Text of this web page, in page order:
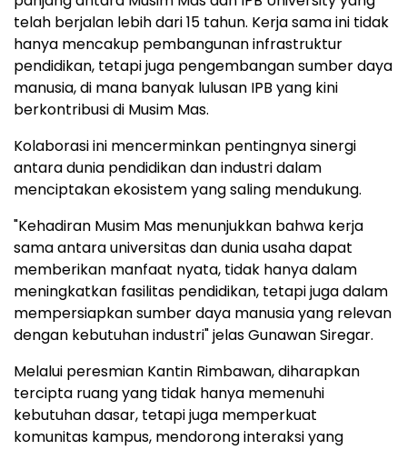
telah berjalan lebih dari 15 tahun. Kerja sama ini tidak
hanya mencakup pembangunan infrastruktur
pendidikan, tetapi juga pengembangan sumber daya
manusia, di mana banyak lulusan IPB yang kini
berkontribusi di Musim Mas.
Kolaborasi ini mencerminkan pentingnya sinergi
antara dunia pendidikan dan industri dalam
menciptakan ekosistem yang saling mendukung.
"Kehadiran Musim Mas menunjukkan bahwa kerja
sama antara universitas dan dunia usaha dapat
memberikan manfaat nyata, tidak hanya dalam
meningkatkan fasilitas pendidikan, tetapi juga dalam
mempersiapkan sumber daya manusia yang relevan
dengan kebutuhan industri" jelas Gunawan Siregar.
Melalui peresmian Kantin Rimbawan, diharapkan
tercipta ruang yang tidak hanya memenuhi
kebutuhan dasar, tetapi juga memperkuat
komunitas kampus, mendorong interaksi yang